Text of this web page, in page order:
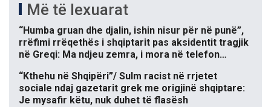
Më të lexuarat
“Humba gruan dhe djalin, ishin nisur për në punë”,
rrëfimi rrëqethës i shqiptarit pas aksidentit tragjik
në Greqi: Ma ndjeu zemra, i mora në telefon…
“Kthehu në Shqipëri”/ Sulm racist në rrjetet
sociale ndaj gazetarit grek me origjinë shqiptare:
Je mysafir këtu, nuk duhet të flasësh